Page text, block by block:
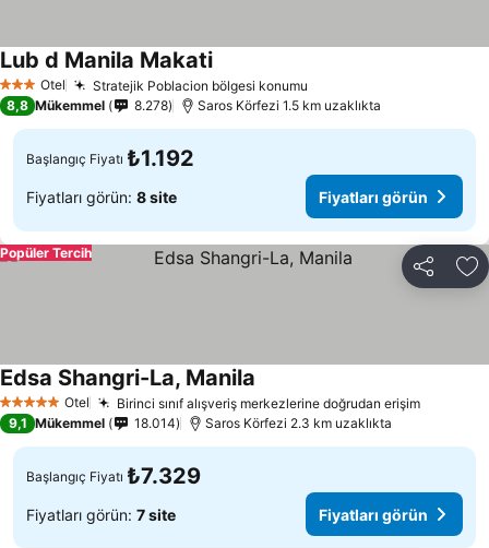
3 YıldızOtel Stratejik Poblacion bölgesi konumu
Lub d Manila Makati
8,8 Mükemmel 8.278 Saros Körfezi 1.5 km uzaklıkta
Başlangıç Fiyatı ₺1.192
Fiyatları görün: 8 site Fiyatları görün
Paylaş
Popüler Tercih
5 Yıldız Otel Birinci sınıf alışveriş merkezlerine doğrudan erişim
Edsa Shangri-La, Manila
9,1 Mükemmel 18.014 Saros Körfezi 2.3 km uzaklıkta
Başlangıç Fiyatı ₺7.329
Fiyatları görün: 7 site Fiyatları görün